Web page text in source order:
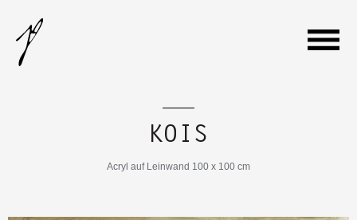
WILLKOMMEN
GALERIE
KOIS
Acryl auf Leinwand 100 x 100 cm